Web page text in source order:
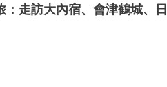
：走訪大內宿、會津鶴城、日